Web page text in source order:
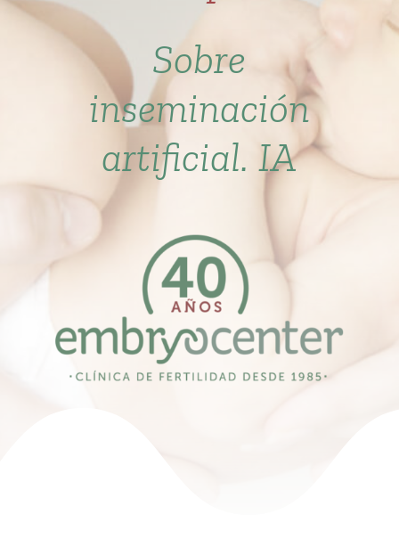
Sobre
inseminación
artificial. IA